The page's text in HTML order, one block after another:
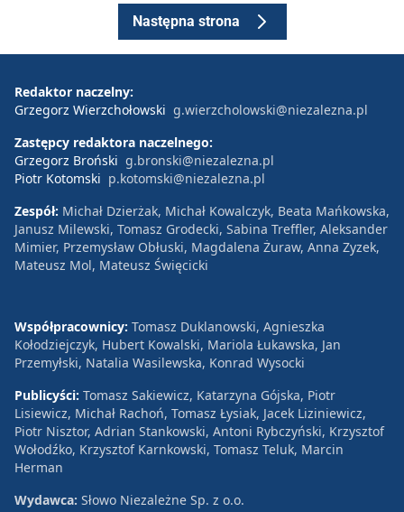
Następna strona
Redaktor naczelny:
Grzegorz Wierzchołowski g.wierzcholowski@niezalezna.pl
Zastępcy redaktora naczelnego:
Grzegorz Broński g.bronski@niezalezna.pl
Piotr Kotomski p.kotomski@niezalezna.pl
Zespół: Michał Dzierżak, Michał Kowalczyk, Beata Mańkowska,
Janusz Milewski, Tomasz Grodecki, Sabina Treffler, Aleksander
Mimier, Przemysław Obłuski, Magdalena Żuraw, Anna Zyzek,
Mateusz Mol, Mateusz Święcicki
Współpracownicy: Tomasz Duklanowski, Agnieszka
Kołodziejczyk, Hubert Kowalski, Mariola Łukawska, Jan
Przemyłski, Natalia Wasilewska, Konrad Wysocki
Publicyści: Tomasz Sakiewicz, Katarzyna Gójska, Piotr
Lisiewicz, Michał Rachoń, Tomasz Łysiak, Jacek Liziniewicz,
Piotr Nisztor, Adrian Stankowski, Antoni Rybczyński, Krzysztof
Wołodźko, Krzysztof Karnkowski, Tomasz Teluk, Marcin
Herman
Wydawca: Słowo Niezależne Sp. z o.o.